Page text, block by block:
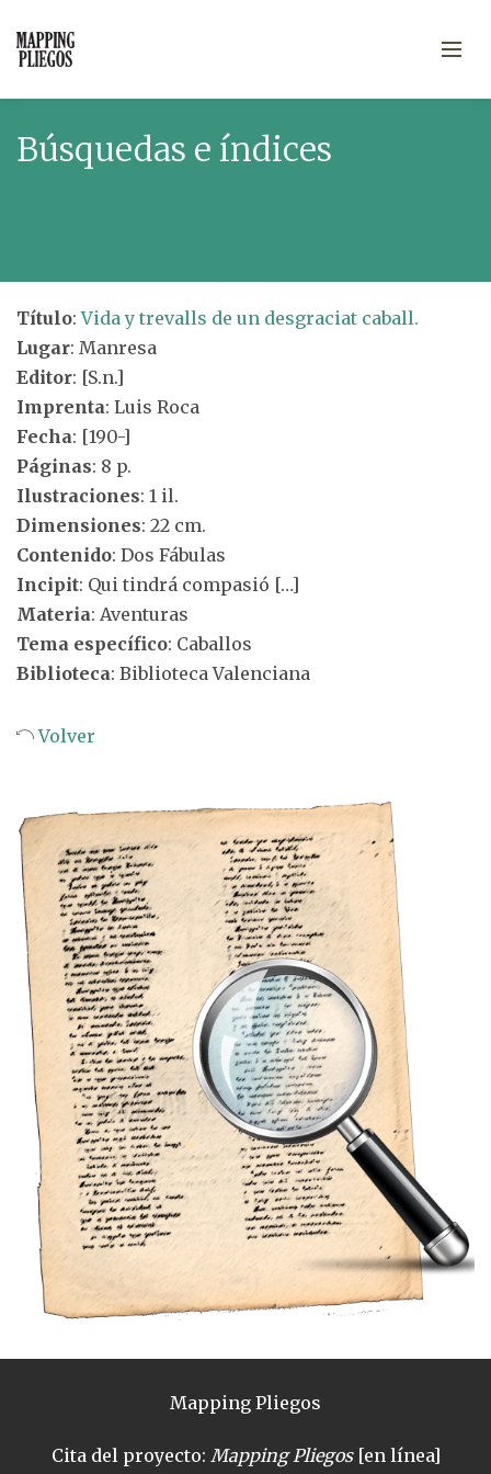
Búsquedas e índices
Título:Vida y trevalls de un desgraciat caball.
Lugar: Manresa
Editor: [S.n.]
Imprenta: Luis Roca
Fecha: [190-]
Páginas: 8 p.
Ilustraciones: 1 il.
Dimensiones: 22 cm.
Contenido: Dos Fábulas
Incipit: Qui tindrá compasió […]
Materia: Aventuras
Tema específico: Caballos
Biblioteca: Biblioteca Valenciana
Volver
Mapping Pliegos
Cita del proyecto: Mapping Pliegos[en línea]